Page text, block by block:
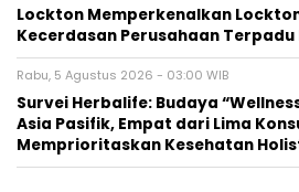
Lockton Memperkenalkan
Kecerdasan Perusahaan
Rabu, 5 Agustus 2026 - 03:00 WIB
Survei Herbalife: Budaya
Asia Pasifik, Empat dari Lima
Memprioritaskan Kesehatan